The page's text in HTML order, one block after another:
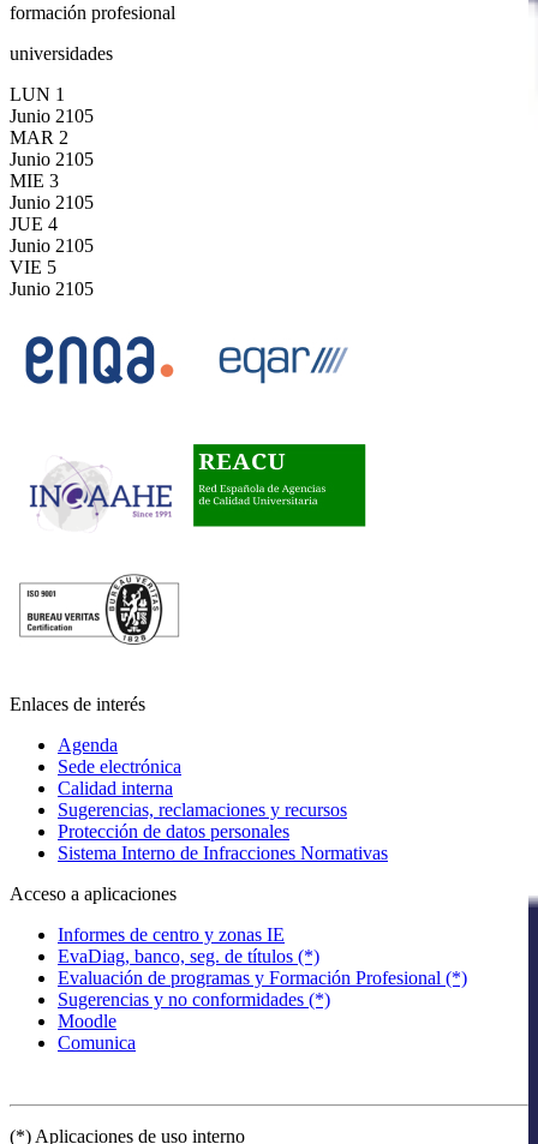
formación profesional
universidades
LUN 1
Junio 2105
MAR 2
Junio 2105
MIE 3
Junio 2105
JUE 4
Junio 2105
VIE 5
Junio 2105
Enlaces de interés
Agenda
Sede electrónica
Calidad interna
Sugerencias, reclamaciones y recursos
Protección de datos personales
Sistema Interno de Infracciones Normativas
Acceso a aplicaciones
Informes de centro y zonas IE
EvaDiag, banco, seg. de títulos (*)
Evaluación de programas y Formación Profesional (*)
Sugerencias y no conformidades (*)
Moodle
Comunica
(*) Aplicaciones de uso interno